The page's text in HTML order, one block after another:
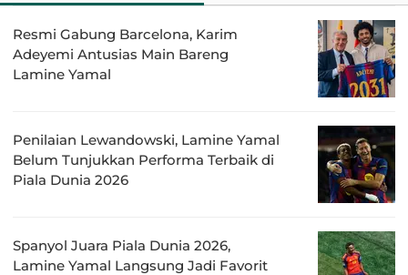
Resmi Gabung Barcelona, Karim
Adeyemi Antusias Main Bareng
Lamine Yamal
Penilaian Lewandowski, Lamine Yamal
Belum Tunjukkan Performa Terbaik di
Piala Dunia 2026
Spanyol Juara Piala Dunia 2026,
Lamine Yamal Langsung Jadi Favorit